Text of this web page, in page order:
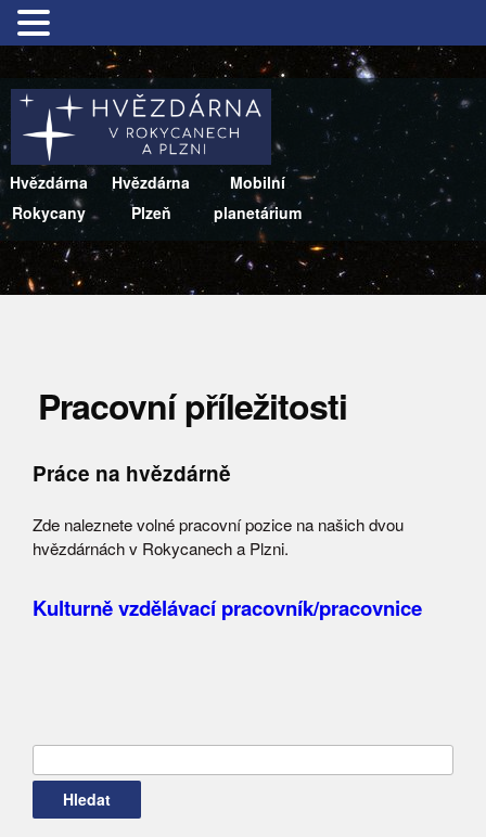
Hvězdárna
Rokycany
Hvězdárna
Plzeň
Mobilní
planetárium
Pracovní příležitosti
Práce na hvězdárně
Zde naleznete volné pracovní pozice na našich dvou
hvězdárnách v Rokycanech a Plzni.
Kulturně vzdělávací pracovník/pracovnice